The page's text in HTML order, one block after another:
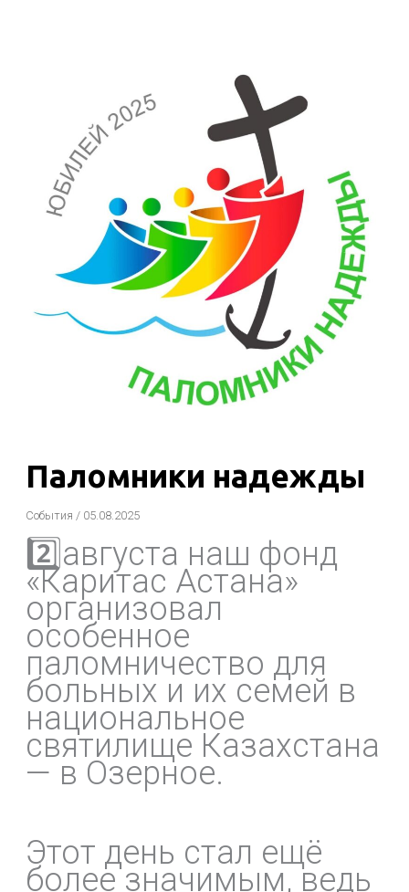
Паломники надежды
События / 05.08.2025
2️⃣августа наш фонд
«Каритас Астана»
организовал
особенное
паломничество для
больных и их семей в
национальное
святилище Казахстана
— в Озерное.
Этот день стал ещё
более значимым, ведь